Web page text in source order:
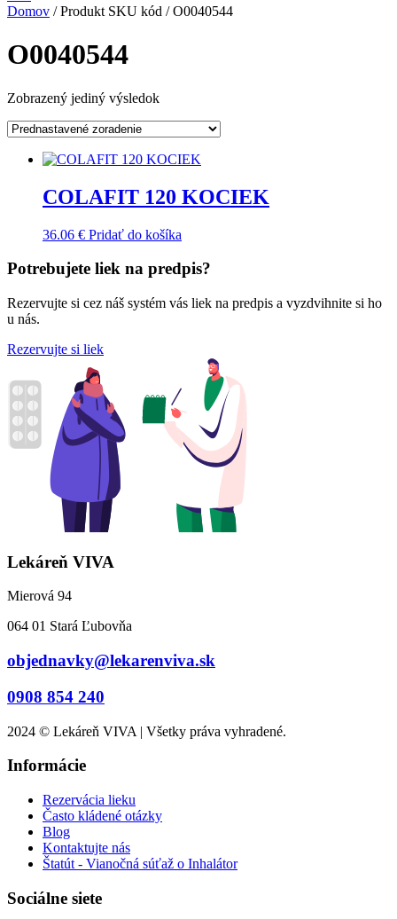
Domov / Produkt SKU kód / O0040544
O0040544
Zobrazený jediný výsledok
COLAFIT 120 KOCIEK
36.06 € Pridať do košíka
Potrebujete liek na predpis?
Rezervujte si cez náš systém vás liek na predpis a vyzdvihnite si ho
u nás.
Rezervujte si liek
Lekáreň VIVA
Mierová 94
064 01 Stará Ľubovňa
objednavky@lekarenviva.sk
0908 854 240
2024 © Lekáreň VIVA | Všetky práva vyhradené.
Informácie
Rezervácia lieku
Často kládené otázky
Blog
Kontaktujte nás
Štatút - Vianočná súťaž o Inhalátor
Sociálne siete